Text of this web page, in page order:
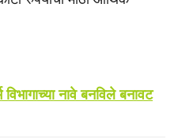
नावे बनविले बनावट